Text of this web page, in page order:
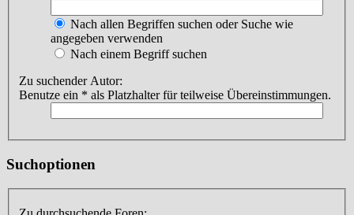
Nach allen Begriffen suchen oder Suche wie
angegeben verwenden
Nach einem Begriff suchen
Zu suchender Autor:
Benutze ein * als Platzhalter für teilweise Übereinstimmungen.
Suchoptionen